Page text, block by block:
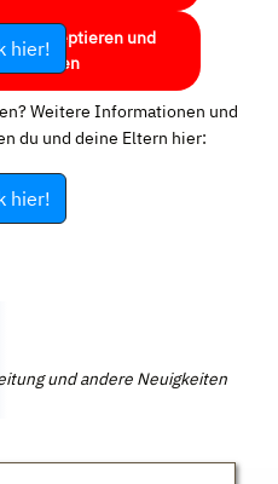
akzeptieren und
hier!
Weitere Informationen und
du und deine Eltern hier:
hier!
und andere Neuigkeiten